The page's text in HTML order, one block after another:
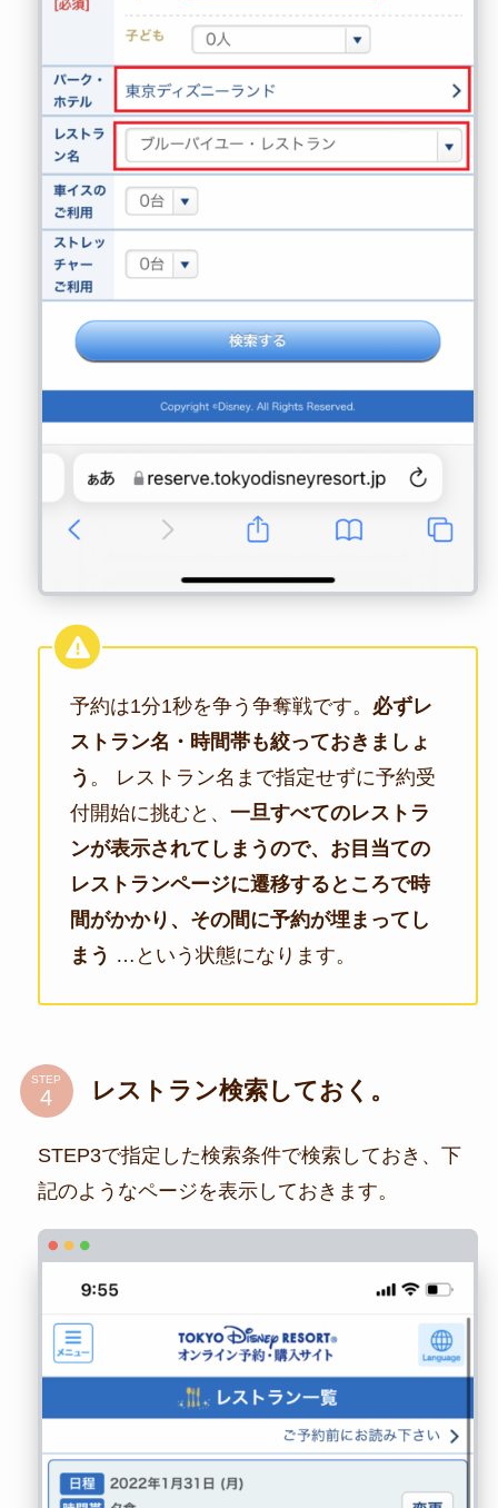
予約は1分1秒を争う争奪戦です。 必ずレ
ストラン名・時間帯も絞っておきましょ
う 。 レストラン名まで指定せずに予約受
付開始に挑むと、 一旦すべてのレストラ
ンが表示されてしまうので、お目当ての
レストランページに遷移するところで時
間がかかり、その間に予約が埋まってし
まう …という状態になります。
STEP レストラン検索しておく。
STEP3で指定した検索条件で検索しておき、下
記のようなページを表示しておきます。